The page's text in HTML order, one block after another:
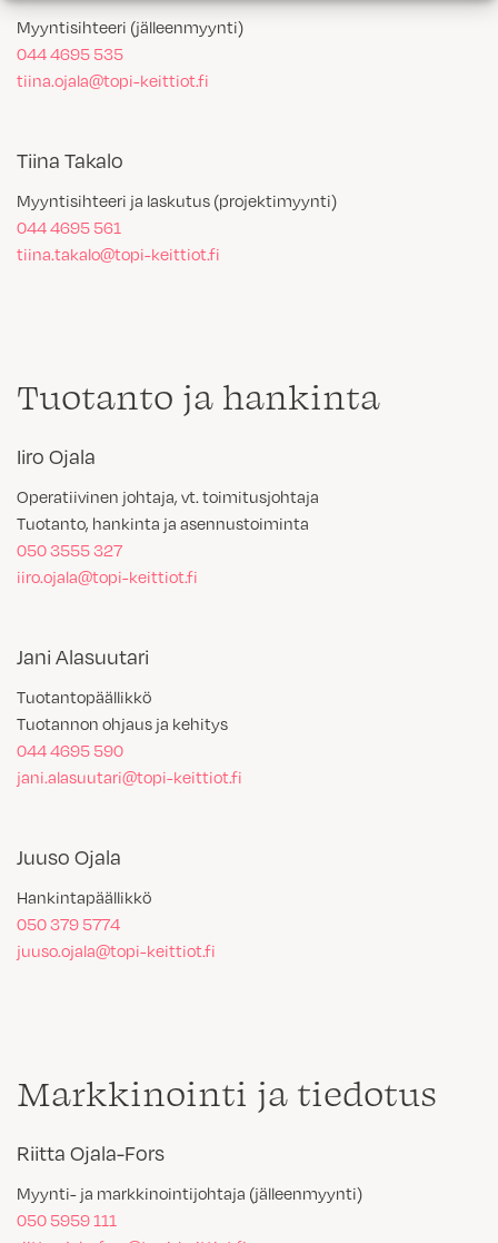
Myyntisihteeri (jälleenmyynti)
044 4695 535
tiina.ojala@topi-keittiot.fi
Tiina Takalo
Myyntisihteeri ja laskutus (projektimyynti)
044 4695 561
tiina.takalo@topi-keittiot.fi
Tuotanto ja hankinta
Iiro Ojala
Operatiivinen johtaja, vt. toimitusjohtaja
Tuotanto, hankinta ja asennustoiminta
050 3555 327
iiro.ojala@topi-keittiot.fi
Jani Alasuutari
Tuotantopäällikkö
Tuotannon ohjaus ja kehitys
044 4695 590
jani.alasuutari@topi-keittiot.fi
Juuso Ojala
Hankintapäällikkö
050 379 5774
juuso.ojala@topi-keittiot.fi
Markkinointi ja tiedotus
Riitta Ojala-Fors
Myynti- ja markkinointijohtaja (jälleenmyynti)
050 5959 111